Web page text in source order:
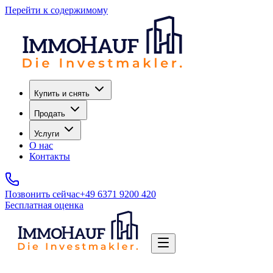
Перейти к содержимому
Купить и снять
Продать
Услуги
О нас
Контакты
Позвонить сейчас+49 6371 9200 420
Бесплатная оценка